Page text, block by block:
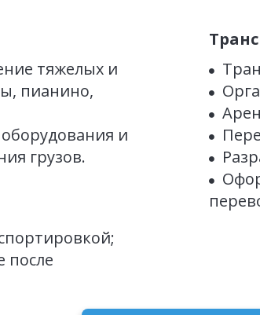
тяжелых и
пианино,
и
грузов.
после